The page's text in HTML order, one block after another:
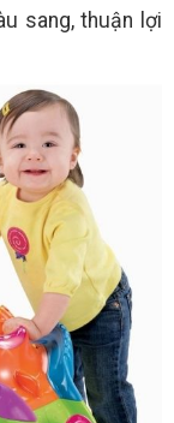
sang, thuận lợi